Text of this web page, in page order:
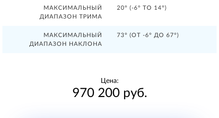
МАКСИМАЛЬНЫЙ
ДИАПАЗОН ТРИМА
20° (-6° TO 14°)
МАКСИМАЛЬНЫЙ
ДИАПАЗОН НАКЛОНА
73° (ОТ -6° ДО 67°)
Цена:
970 200 руб.